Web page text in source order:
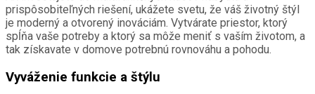
prispôsobiteľných riešení, ukážete svetu, že váš životný štýl
je moderný a otvorený inováciám. Vytvárate priestor, ktorý
spĺňa vaše potreby a ktorý sa môže meniť s vaším životom, a
tak získavate v domove potrebnú rovnováhu a pohodu.
Vyváženie funkcie a štýlu